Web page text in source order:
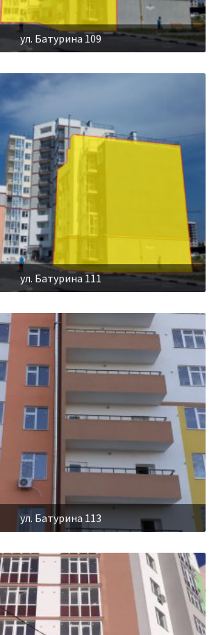
ул. Батурина 109
ул. Батурина 111
ул. Батурина 113